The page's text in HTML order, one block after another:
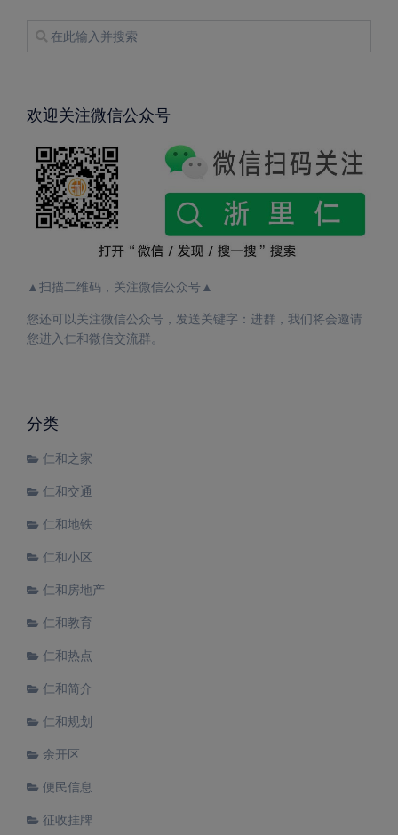
欢迎关注微信公众号
▲扫描二维码，关注微信公众号▲
您还可以关注微信公众号，发送关键字：进群，我们将会邀请
您进入仁和微信交流群。
分类
仁和之家
仁和交通
仁和地铁
仁和小区
仁和房地产
仁和教育
仁和热点
仁和简介
仁和规划
余开区
便民信息
征收挂牌